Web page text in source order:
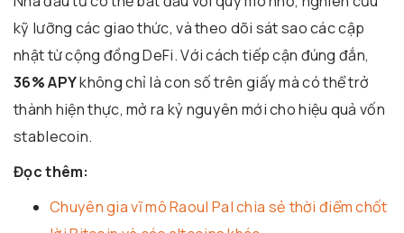
kỹ lưỡng các giao thức, và theo dõi sát sao các cập
nhật từ cộng đồng DeFi. Với cách tiếp cận đúng đắn,
36% APYkhông chỉ là con số trên giấy mà có thể trở
thành hiện thực, mở ra kỷ nguyên mới cho hiệu quả vốn
stablecoin.
Đọc thêm:
Chuyên gia vĩ mô Raoul Pal chia sẻ thời điểm chốt